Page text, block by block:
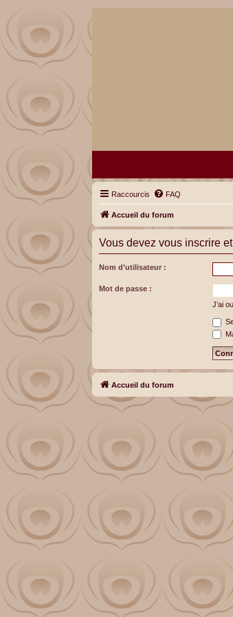
Raccourcis FAQ
Accueil du forum
Vous devez vous inscrire
Nom d’utilisateur :
Mot de passe :
J’ai
Accueil du forum